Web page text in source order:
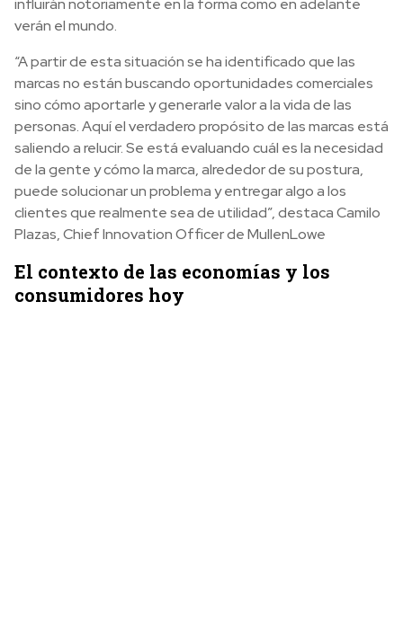
influirán notoriamente en la forma como en adelante
verán el mundo.
“A partir de esta situación se ha identificado que las
marcas no están buscando oportunidades comerciales
sino cómo aportarle y generarle valor a la vida de las
personas. Aquí el verdadero propósito de las marcas está
saliendo a relucir. Se está evaluando cuál es la necesidad
de la gente y cómo la marca, alrededor de su postura,
puede solucionar un problema y entregar algo a los
clientes que realmente sea de utilidad”, destaca Camilo
Plazas, Chief Innovation Officer de MullenLowe
El contexto de las economías y los
consumidores hoy